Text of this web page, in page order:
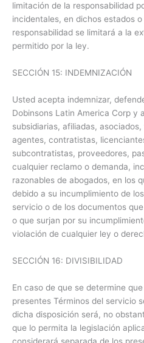
limitación de la responsabilidad
incidentales, en dichos estados
responsabilidad se limitará a la
permitido por la ley.
SECCIÓN 15: INDEMNIZACIÓN
Usted acepta indemnizar,
Dobinsons Latin America Corp y
subsidiarias, afiliadas,
agentes, contratistas,
subcontratistas, proveedores,
cualquier reclamo o demanda,
razonables de abogados, en los
debido a su incumplimiento de
servicio o de los documentos
o que surjan por su
violación de cualquier ley o
SECCIÓN 16: DIVISIBILIDAD
En caso de que se determine
presentes Términos del servicio
dicha disposición será, no
que lo permita la legislación